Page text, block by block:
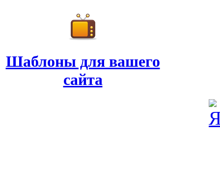
Шаблоны для вашего
сайта